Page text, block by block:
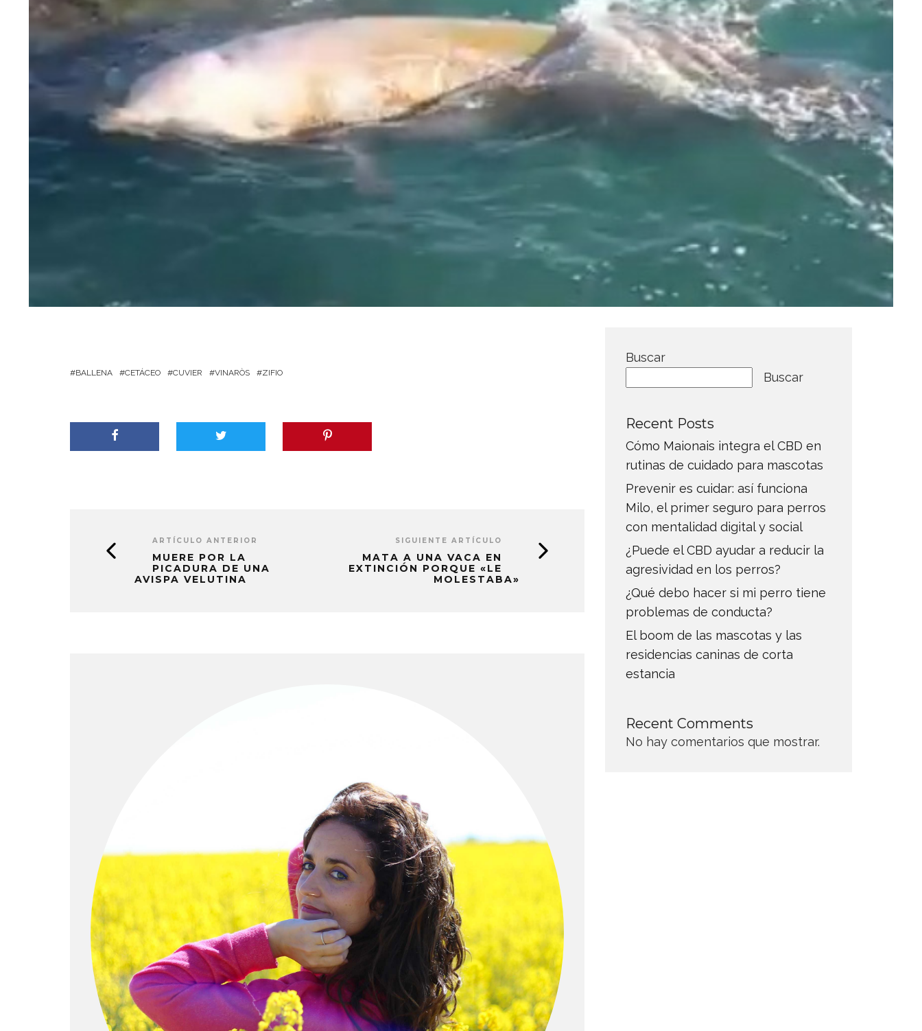
BALLENA CETÁCEO CUVIER VINARÒS ZIFIO
ARTÍCULO ANTERIOR
MUERE POR LA
PICADURA DE UNA
AVISPA VELUTINA
SIGUIENTE ARTÍCULO
MATA A UNA VACA EN
EXTINCIÓN PORQUE «LE
MOLESTABA»
Buscar
Buscar
Recent Posts
Cómo Maionais integra el CBD en
rutinas de cuidado para mascotas
Prevenir es cuidar: así funciona
Milo, el primer seguro para perros
con mentalidad digital y social
¿Puede el CBD ayudar a reducir la
agresividad en los perros?
¿Qué debo hacer si mi perro tiene
problemas de conducta?
El boom de las mascotas y las
residencias caninas de corta
estancia
Recent Comments
No hay comentarios que mostrar.